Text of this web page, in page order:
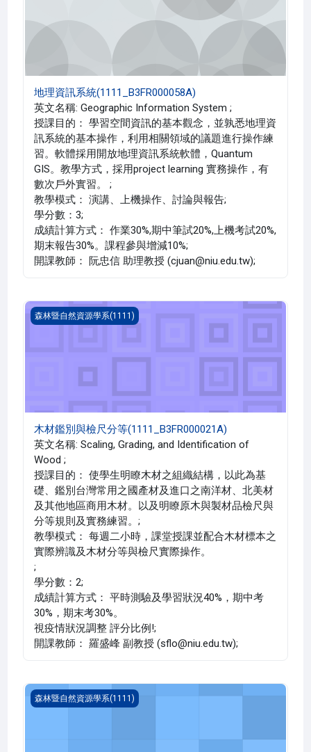
地理資訊系統(1111_B3FR000058A)
英文名稱: Geographic Information System ;
授課目的： 學習空間資訊的基本觀念，並孰悉地理資
訊系統的基本操作，利用相關領域的議題進行操作練
習。軟體採用開放地理資訊系統軟體，Quantum
GIS。教學方式，採用project learning 實務操作，有
數次戶外實習。 ;
教學模式： 演講、上機操作、討論與報告;
學分數：3;
成績計算方式： 作業30%,期中筆試20%,上機考試20%,
期末報告30%。課程參與增減10%;
開課教師： 阮忠信 助理教授 (cjuan@niu.edu.tw);
木材鑑別與檢尺分等(1111_B3FR000021A)
森林暨自然資源學系(1111)
木材鑑別與檢尺分等(1111_B3FR000021A)
英文名稱: Scaling, Grading, and Identification of
Wood ;
授課目的： 使學生明瞭木材之組織結構，以此為基
礎、鑑別台灣常用之國產材及進口之南洋材、北美材
及其他地區商用木材。以及明瞭原木與製材品檢尺與
分等規則及實務練習。;
教學模式： 每週二小時，課堂授課並配合木材標本之
實際辨識及木材分等與檢尺實際操作。
;
學分數：2;
成績計算方式： 平時測驗及學習狀況40%，期中考
30%，期末考30%。
視疫情狀況調整 評分比例!;
開課教師： 羅盛峰 副教授 (sflo@niu.edu.tw);
木工機械(1111_B3FR000012A)
森林暨自然資源學系(1111)